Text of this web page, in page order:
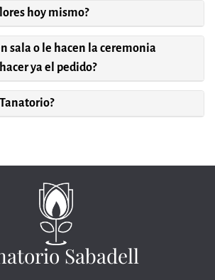
hoy mismo?
sala o le hacen la ceremonia
ya el pedido?
Sabadell